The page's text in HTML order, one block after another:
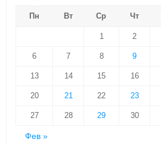
Пн Вт Ср Чт
1 2
6 7 8 9
13 14 15 16
20 21 22 23
27 28 29 30
Фев »